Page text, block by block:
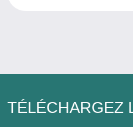
TÉLÉCHARGEZ